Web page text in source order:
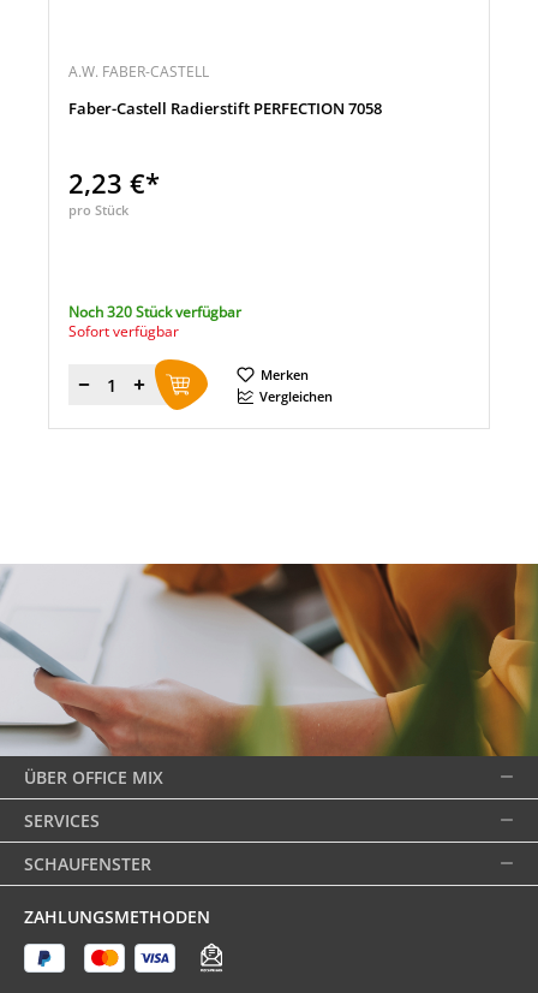
A.W. FABER-CASTELL
Faber-Castell Radierstift PERFECTION 7058
2,23 €*
pro Stück
Noch 320 Stück verfügbar
Sofort verfügbar
Menge
Merken
Vergleichen
ÜBER OFFICE MIX
SERVICES
SCHAUFENSTER
ZAHLUNGSMETHODEN